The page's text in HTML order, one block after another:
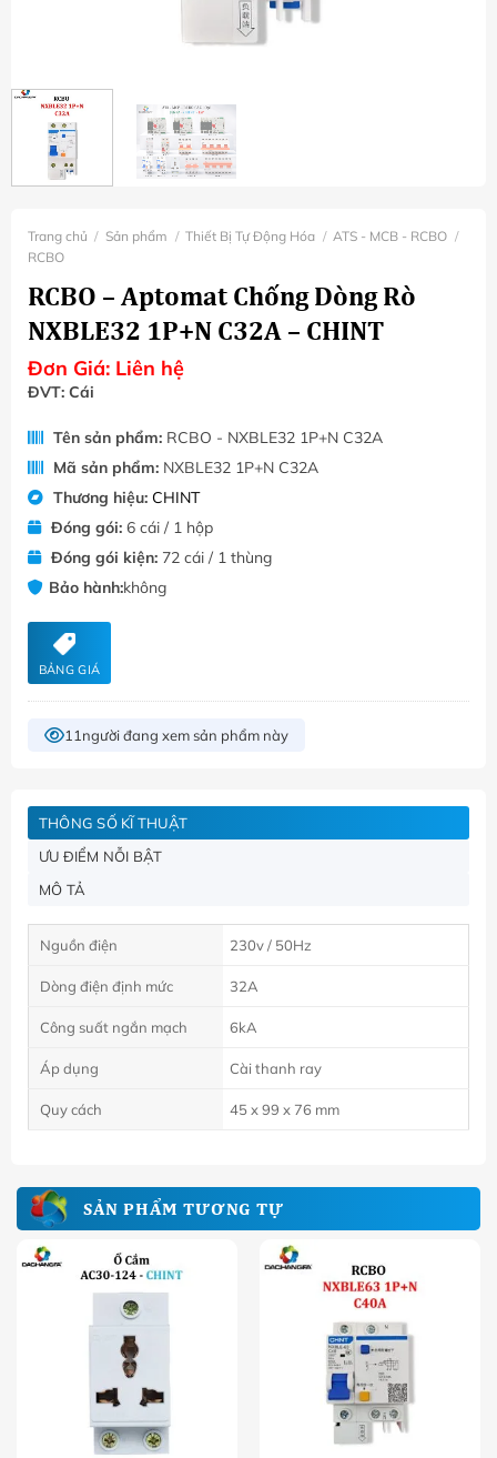
Trang chủ / Sản phẩm / Thiết Bị Tự Động Hóa / ATS - MCB - RCBO /
RCBO
RCBO – Aptomat Chống Dòng Rò
NXBLE32 1P+N C32A – CHINT
Đơn Giá: Liên hệ
ĐVT: Cái
Tên sản phẩm:RCBO - NXBLE32 1P+N C32A
Mã sản phẩm:NXBLE32 1P+N C32A
Thương hiệu: CHINT
Đóng gói:6 cái / 1 hộp
Đóng gói kiện:72 cái / 1 thùng
Bảo hành:không
BẢNG GIÁ
11 người đang xem sản phẩm này
THÔNG SỐ KĨ THUẬT
ƯU ĐIỂM NỖI BẬT
MÔ TẢ
Nguồn điện 230v / 50Hz
Dòng điện định mức 32A
Công suất ngắn mạch 6kA
Áp dụng Cài thanh ray
Quy cách 45 x 99 x 76 mm
SẢN PHẨM TƯƠNG TỰ